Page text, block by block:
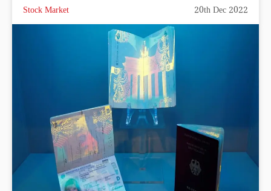
Stock Market 20th Dec 2022